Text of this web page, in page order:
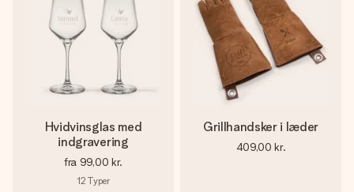
Hvidvinsglas med
indgravering
fra 99,00 kr.
12 Typer
Grillhandsker i læder
409,00 kr.